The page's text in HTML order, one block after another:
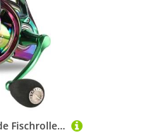
Zkydhbd Rotierende Fischrollen 5.0: 1 4 7: 1 Hochgeschwindige Metalle Spulen BAITCASTING Gear Leichte Rad